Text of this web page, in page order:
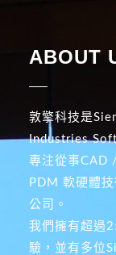
ABOUT
敦擎科技是
Industries
專注從事
PDM 軟硬體
公司。
我們擁有超過
驗，並有多位